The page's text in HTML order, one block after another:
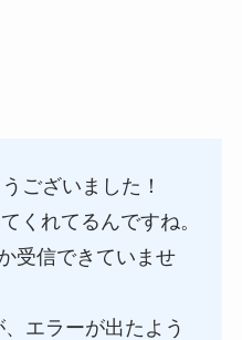
ございました！
くれてるんですね。
受信できていませ
エラーが出たよう